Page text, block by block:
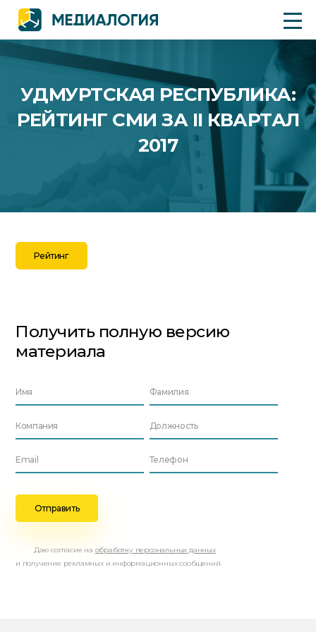
УДМУРТСКАЯ РЕСПУБЛИКА:
РЕЙТИНГ СМИ ЗА II КВАРТАЛ
2017
Рейтинг
Получить полную версию
материала
Даю согласие на обработку персональных данных
и получение рекламных и информационных сообщений.